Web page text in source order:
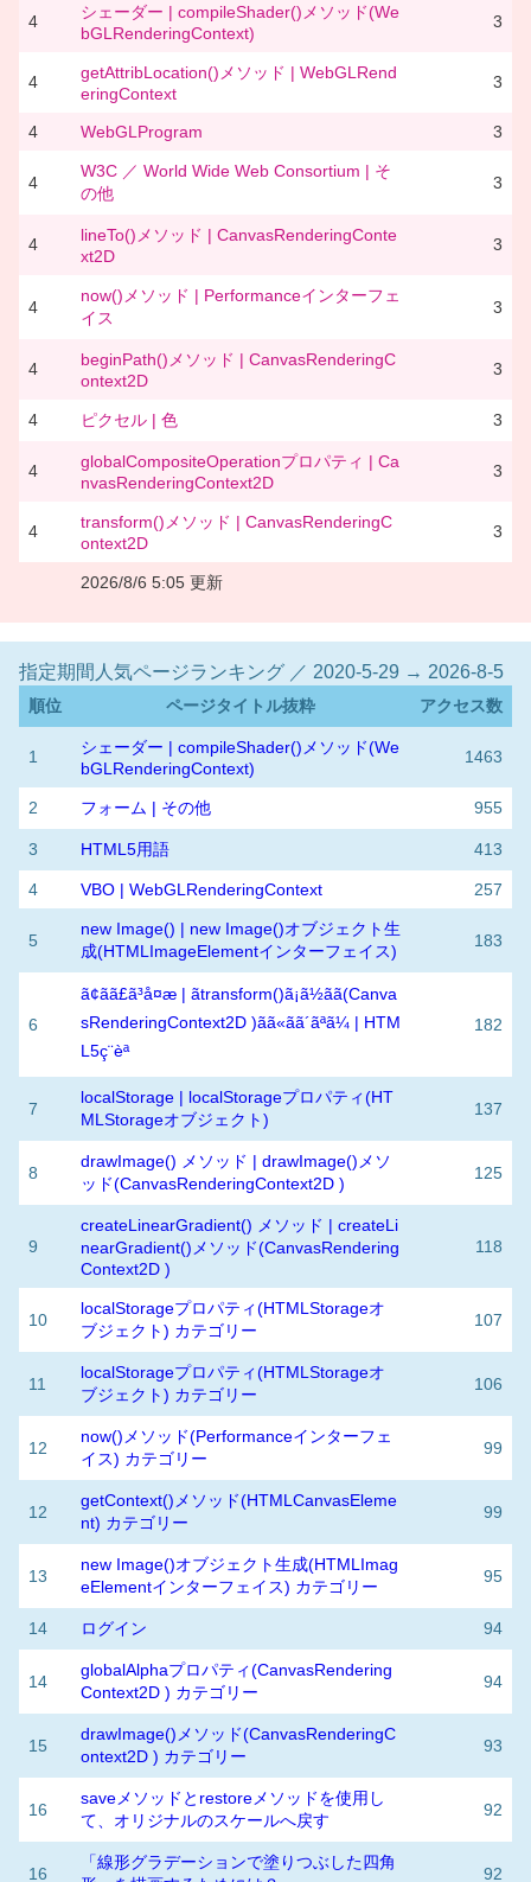
4
シェーダー | compileShader()メソッド(We
bGLRenderingContext)
3
4
getAttribLocation()メソッド | WebGLRend
eringContext
3
4 WebGLProgram 3
4
W3C ／ World Wide Web Consortium | そ
の他
3
4
lineTo()メソッド | CanvasRenderingConte
xt2D
3
4
now()メソッド | Performanceインターフェ
イス
3
4
beginPath()メソッド | CanvasRenderingC
ontext2D
3
4 ピクセル | 色 3
4
globalCompositeOperationプロパティ | Ca
nvasRenderingContext2D
3
4
transform()メソッド | CanvasRenderingC
ontext2D
3
2026/8/6 5:05 更新
指定期間人気ページランキング ／ 2020-5-29 → 2026-8-5
順位 ページタイトル抜粋 アクセス数
1
シェーダー | compileShader()メソッド(We
bGLRenderingContext)
1463
2 フォーム | その他 955
3 HTML5用語 413
4 VBO | WebGLRenderingContext 257
5
new Image() | new Image()オブジェクト生
成(HTMLImageElementインターフェイス)
183
6
ã¢ãã£ã³å¤æ | ãtransform()ã¡ã½ãã(Canva
sRenderingContext2D )ãã«ãã´ãªã¼ | HTM
L5ç¨èª
182
7
localStorage | localStorageプロパティ(HT
MLStorageオブジェクト)
137
8
drawImage() メソッド | drawImage()メソ
ッド(CanvasRenderingContext2D )
125
9
createLinearGradient() メソッド | createLi
nearGradient()メソッド(CanvasRendering
Context2D )
118
10
localStorageプロパティ(HTMLStorageオ
ブジェクト) カテゴリー
107
11
localStorageプロパティ(HTMLStorageオ
ブジェクト) カテゴリー
106
12
now()メソッド(Performanceインターフェ
イス) カテゴリー
99
12
getContext()メソッド(HTMLCanvasEleme
nt) カテゴリー
99
13
new Image()オブジェクト生成(HTMLImag
eElementインターフェイス) カテゴリー
95
14 ログイン 94
14
globalAlphaプロパティ(CanvasRendering
Context2D ) カテゴリー
94
15
drawImage()メソッド(CanvasRenderingC
ontext2D ) カテゴリー
93
16
saveメソッドとrestoreメソッドを使用し
て、オリジナルのスケールへ戻す
92
16
「線形グラデーションで塗りつぶした四角
92